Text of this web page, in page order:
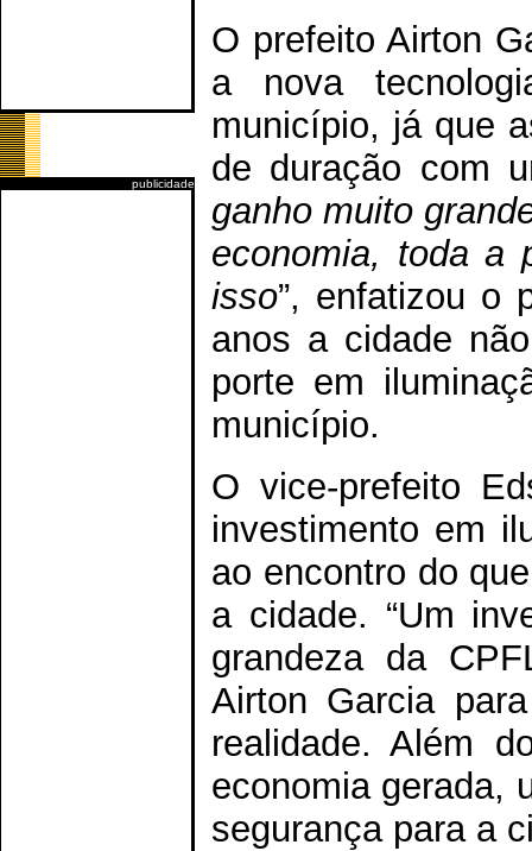
publicidade
O prefeito Airton
a nova
município, já que
de duração com
ganho muito
economia, toda a
isso”, enfatizou o
anos a cidade
porte em
município.
O vice-prefeito
investimento em
ao encontro do
a cidade. “Um
grandeza da
Airton Garcia
realidade. Além
economia gerada,
segurança para a